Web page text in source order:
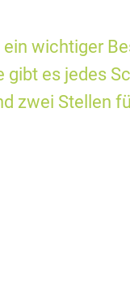
wichtiger
gibt es jedes
zwei Stellen